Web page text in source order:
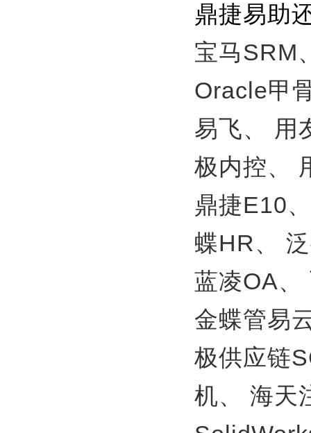
鼎捷易助
宝马SRM
Oracle甲
易飞、
用
极内控、
鼎捷E10、
蝶HR、
蓝凌OA、
金蝶管易
极供应链
机、
海天